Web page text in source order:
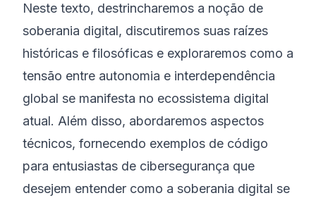
Neste texto, destrincharemos a noção de
soberania digital, discutiremos suas raízes
históricas e filosóficas e exploraremos como a
tensão entre autonomia e interdependência
global se manifesta no ecossistema digital
atual. Além disso, abordaremos aspectos
técnicos, fornecendo exemplos de código
para entusiastas de cibersegurança que
desejem entender como a soberania digital se